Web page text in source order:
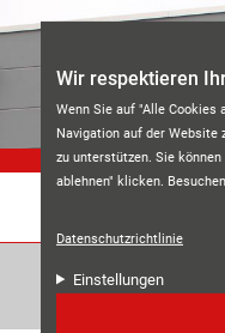
Wir respektieren
Wenn Sie auf "Alle Cookies
Navigation auf der Website
zu unterstützen. Sie
ablehnen" klicken.
Datenschutzrichtlinie
Einstellungen
Direkt zum Inhalt